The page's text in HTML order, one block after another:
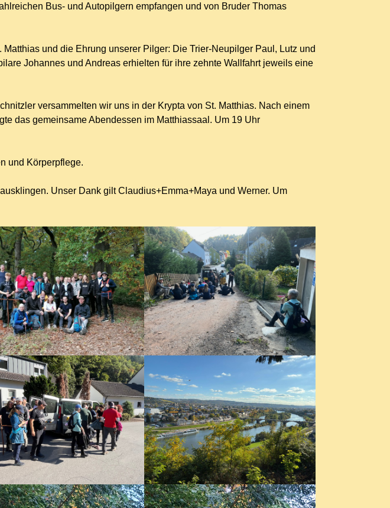
Bus- und Autopilgern empfangen und von Bruder Thomas
und die Ehrung unserer Pilger: Die Trier-Neupilger Paul, Lutz und
Johannes und Andreas erhielten für ihre zehnte Wallfahrt jeweils eine
versammelten wir uns in der Krypta von St. Matthias. Nach einem
das gemeinsame Abendessen im Matthiassaal. Um 19 Uhr
und Körperpflege.
Unser Dank gilt Claudius+Emma+Maya und Werner. Um